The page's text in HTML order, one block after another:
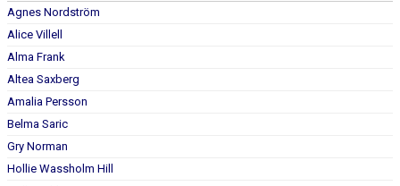
KALENDER
MATCHER
TRUPPEN
BILDGALLERI
Agnes Nordström
Alice Villell
Alma Frank
Altea Saxberg
Amalia Persson
Belma Saric
Gry Norman
Hollie Wassholm Hill